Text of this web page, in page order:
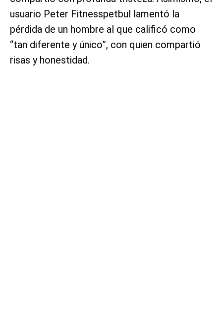
usuario Peter Fitnesspetbul lamentó la
pérdida de un hombre al que calificó como
“tan diferente y único”, con quien compartió
risas y honestidad.